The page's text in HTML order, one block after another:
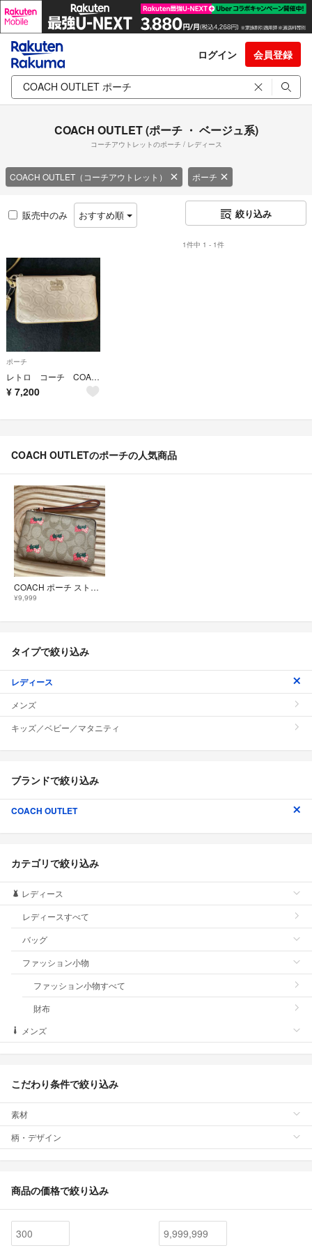
ログイン 会員登録
COACH OUTLET (ポーチ ・ ベージュ系)
コーチアウトレットのポーチ / レディース
COACH OUTLET（コーチアウトレット） ポーチ
販売中のみ おすすめ順 絞り込み
1件中 1 - 1件
ポーチ
レトロ コーチ COACH ポーチ 長財布 小物入れ シャンパンベージュ
¥ 7,200
COACH OUTLETのポーチの人気商品
COACH ポーチ ストロベリー柄 リストレット
¥9,999
タイプで絞り込み
レディース
メンズ
キッズ／ベビー／マタニティ
ブランドで絞り込み
COACH OUTLET
カテゴリで絞り込み
レディース
レディースすべて
バッグ
ファッション小物
ファッション小物すべて
財布
メンズ
こだわり条件で絞り込み
素材
柄・デザイン
商品の価格で絞り込み